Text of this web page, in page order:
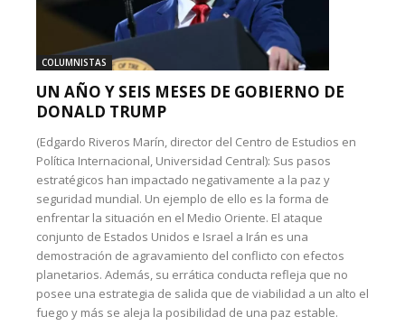
COLUMNISTAS
UN AÑO Y SEIS MESES DE GOBIERNO DE
DONALD TRUMP
(Edgardo Riveros Marín, director del Centro de Estudios en
Política Internacional, Universidad Central): Sus pasos
estratégicos han impactado negativamente a la paz y
seguridad mundial. Un ejemplo de ello es la forma de
enfrentar la situación en el Medio Oriente. El ataque
conjunto de Estados Unidos e Israel a Irán es una
demostración de agravamiento del conflicto con efectos
planetarios. Además, su errática conducta refleja que no
posee una estrategia de salida que de viabilidad a un alto el
fuego y más se aleja la posibilidad de una paz estable.